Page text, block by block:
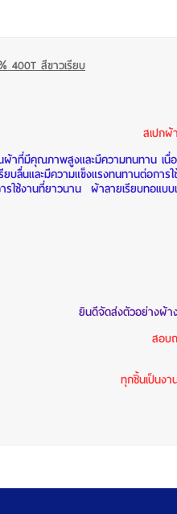
สีขาวเรียบ
สเปก
าที่มีคุณภาพสูงและมีความทนทาน เนื่
บลื่นและมีความแข็งแรงทนทานต่อก
ใช้งานที่ยาวนาน ผ้าลายเรียบทอแบ
ยินดีจัดส่งตัวอย่างผ้า
สอบ
ทุกชิ้นเป็นง